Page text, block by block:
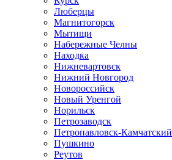
Люберцы
Магнитогорск
Мытищи
Набережные Челны
Находка
Нижневартовск
Нижний Новгород
Новороссийск
Новый Уренгой
Норильск
Петрозаводск
Петропавловск-Камчатский
Пушкино
Реутов